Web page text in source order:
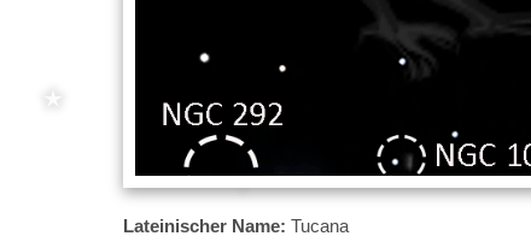
Lateinischer Name: Tucana